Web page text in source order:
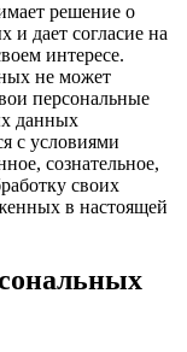
решение о
и дает согласие на
интересе.
не может
персональные
данных
с условиями
сознательное,
своих
в настоящей